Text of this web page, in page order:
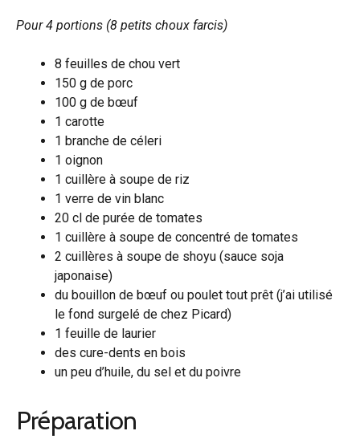
Pour 4 portions (8 petits choux farcis)
8 feuilles de chou vert
150 g de porc
100 g de bœuf
1 carotte
1 branche de céleri
1 oignon
1 cuillère à soupe de riz
1 verre de vin blanc
20 cl de purée de tomates
1 cuillère à soupe de concentré de tomates
2 cuillères à soupe de shoyu (sauce soja
japonaise)
du bouillon de bœuf ou poulet tout prêt (j’ai utilisé
le fond surgelé de chez Picard)
1 feuille de laurier
des cure-dents en bois
un peu d’huile, du sel et du poivre
Préparation